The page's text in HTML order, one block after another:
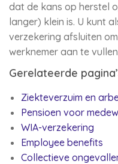
dat de kans op herstel
langer) klein is. U kunt
verzekering afsluiten
werknemer aan te
Gerelateerde
Ziekteverzuim en
Pensioen voor
WIA-verzekering
Employee benefits
Collectieve